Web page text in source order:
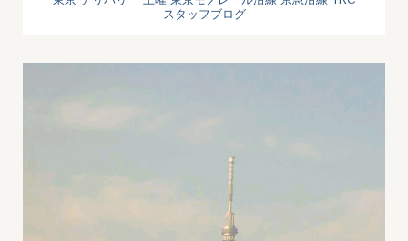
スタッフブログ